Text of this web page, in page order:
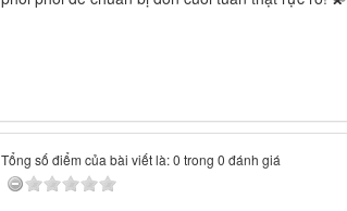
Tổng số điểm của bài viết là: 0 trong 0 đánh giá